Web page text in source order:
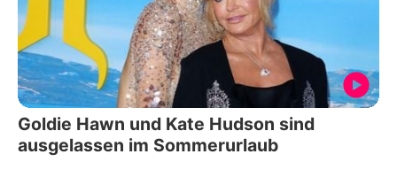
Goldie Hawn und Kate Hudson sind
ausgelassen im Sommerurlaub